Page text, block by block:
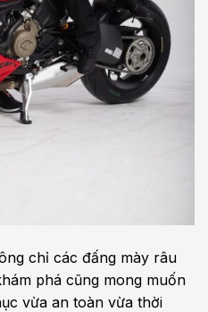
chỉ các đấng mày râu
phá cũng mong muốn
vừa an toàn vừa thời